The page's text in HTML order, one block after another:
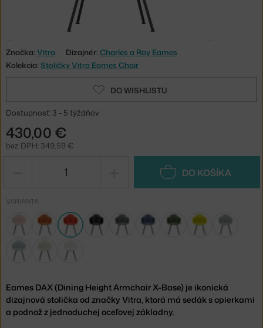
Značka: Vitra Dizajnér: Charles a Ray Eames
Kolekcia: Stoličky Vitra Eames Chair
DO WISHLISTU
Dostupnosť: 3 - 5 týždňov
430,00 €
bez DPH: 349,59 €
DO KOŠÍKA
VARIANTA
Eames DAX (Dining Height Armchair X-Base) je ikonická
dizajnová stolička od značky Vitra, ktorá má sedák s opierkami
a podnož z jednoduchej oceľovej základny.